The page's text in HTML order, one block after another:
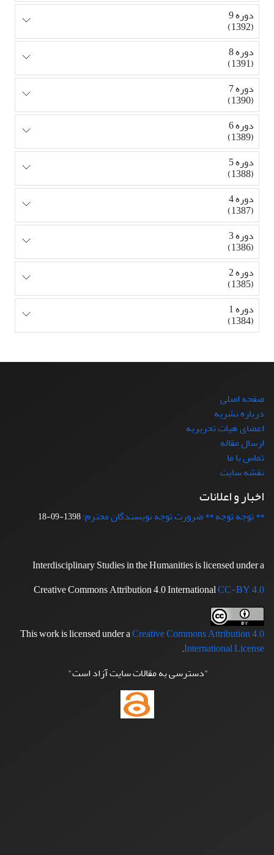
دوره 9
(1392)
دوره 8
(1391)
دوره 7
(1390)
دوره 6
(1389)
دوره 5
(1388)
دوره 4
(1387)
دوره 3
(1386)
دوره 2
(1385)
دوره 1
(1384)
صفحه اصلی
درباره نشریه
اعضای هیات تحریریه
ارسال مقاله
تماس با ما
نقشه سایت
اخبار و اعلانات
** توجه توجه ** ضرورت توجه نویسندگان محترم:1398-09-18
Interdisciplinary Studies in the Humanities is licensed under a
Creative Commons Attribution 4.0 InternationalCC-BY 4.0
This work is licensed under aCreative Commons Attribution 4.0
International License
.
"دسترسی به مقالات سایت آزاد است"